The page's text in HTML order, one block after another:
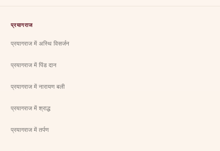
प्रयागराज
प्रयागराज में अस्थि विसर्जन
प्रयागराज में पिंड दान
प्रयागराज में नारायण बली
प्रयागराज में श्राद्ध
प्रयागराज में तर्पण